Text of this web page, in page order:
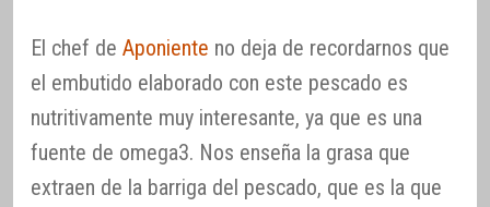
El chef de Aponiente no deja de recordarnos que
el embutido elaborado con este pescado es
nutritivamente muy interesante, ya que es una
fuente de omega3. Nos enseña la grasa que
extraen de la barriga del pescado, que es la que